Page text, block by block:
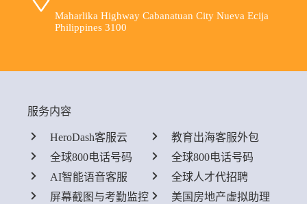
Maharlika Highway Cabanatuan City Nueva Ecija
Philippines 3100
服务内容
HeroDash客服云
全球800电话号码
AI智能语音客服
屏幕截图与考勤监控
教育出海客服外包
全球800电话号码
全球人才代招聘
美国房地产虚拟助理